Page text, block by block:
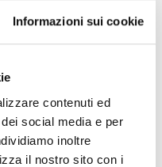
Informazioni sui cookie
contenuti ed
social media e per
inoltre
il nostro sito con i
cabaret a commedia, il
variegato di bambini